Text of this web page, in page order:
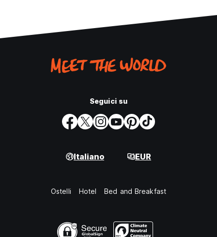
Seguici su
Italiano EUR
Ostelli Hotel Bed and Breakfast